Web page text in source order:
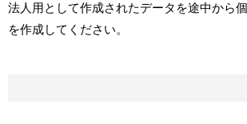
法人用として作成されたデータを途中から
を作成してください。